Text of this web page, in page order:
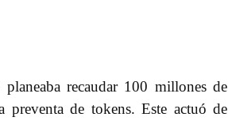
recaudar 100 millones de
de tokens. Este actuó de